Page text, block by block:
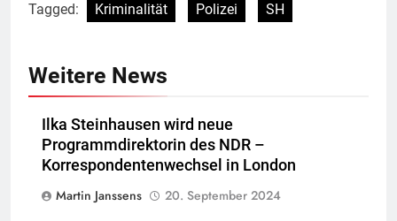
Tagged: Kriminalität Polizei SH
Weitere News
Ilka Steinhausen wird neue
Programmdirektorin des NDR –
Korrespondentenwechsel in London
Martin Janssens
20. September 2024